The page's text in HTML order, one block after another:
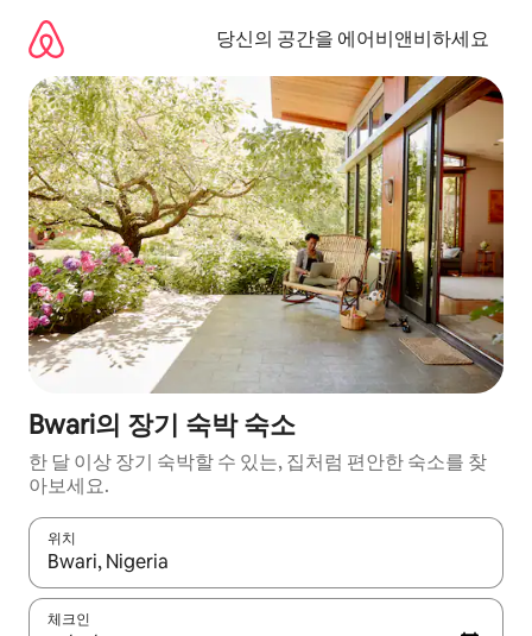
당신의 공간을 에어비앤비하세요
Bwari의 장기 숙박 숙소
한 달 이상 장기 숙박할 수 있는, 집처럼 편안한 숙소를 찾
아보세요.
위치
결과가 나오면 위·아래 화살표 키를 사용하거나 터치 또는 스와이
체크인